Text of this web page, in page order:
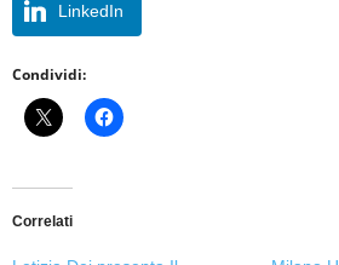
LinkedIn
Condividi:
Correlati